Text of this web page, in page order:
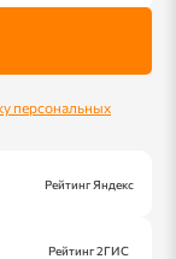
персональных
Рейтинг Яндекс
Рейтинг 2ГИС